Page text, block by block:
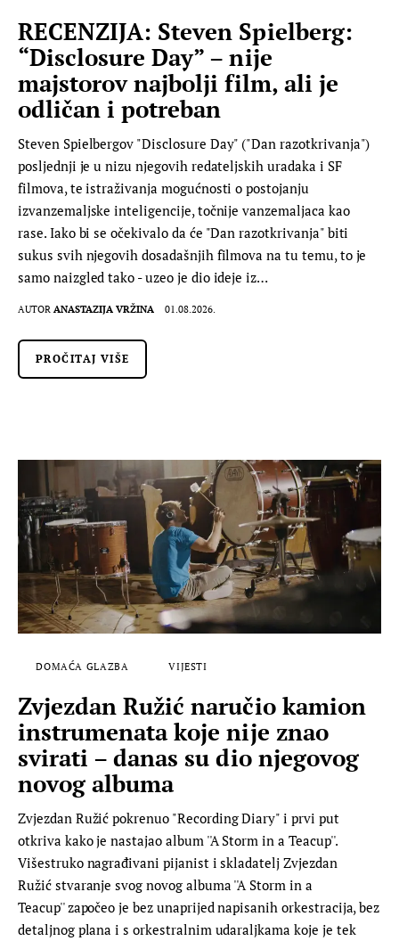
RECENZIJA: Steven Spielberg:
“Disclosure Day” – nije
majstorov najbolji film, ali je
odličan i potreban
Steven Spielbergov "Disclosure Day" ("Dan razotkrivanja")
posljednji je u nizu njegovih redateljskih uradaka i SF
filmova, te istraživanja mogućnosti o postojanju
izvanzemaljske inteligencije, točnije vanzemaljaca kao
rase. Iako bi se očekivalo da će "Dan razotkrivanja" biti
sukus svih njegovih dosadašnjih filmova na tu temu, to je
samo naizgled tako - uzeo je dio ideje iz…
AUTOR ANASTAZIJA VRŽINA 01.08.2026.
PROČITAJ VIŠE
DOMAĆA GLAZBA VIJESTI
Zvjezdan Ružić naručio kamion
instrumenata koje nije znao
svirati – danas su dio njegovog
novog albuma
Zvjezdan Ružić pokrenuo "Recording Diary" i prvi put
otkriva kako je nastajao album ''A Storm in a Teacup''.
Višestruko nagrađivani pijanist i skladatelj Zvjezdan
Ružić stvaranje svog novog albuma ''A Storm in a
Teacup'' započeo je bez unaprijed napisanih orkestracija, bez
detaljnog plana i s orkestralnim udaraljkama koje je tek